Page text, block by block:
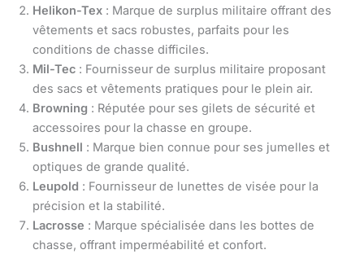
Helikon-Tex : Marque de surplus militaire offrant des
vêtements et sacs robustes, parfaits pour les
conditions de chasse difficiles.
Mil-Tec : Fournisseur de surplus militaire proposant
des sacs et vêtements pratiques pour le plein air.
Browning : Réputée pour ses gilets de sécurité et
accessoires pour la chasse en groupe.
Bushnell : Marque bien connue pour ses jumelles et
optiques de grande qualité.
Leupold : Fournisseur de lunettes de visée pour la
précision et la stabilité.
Lacrosse : Marque spécialisée dans les bottes de
chasse, offrant imperméabilité et confort.